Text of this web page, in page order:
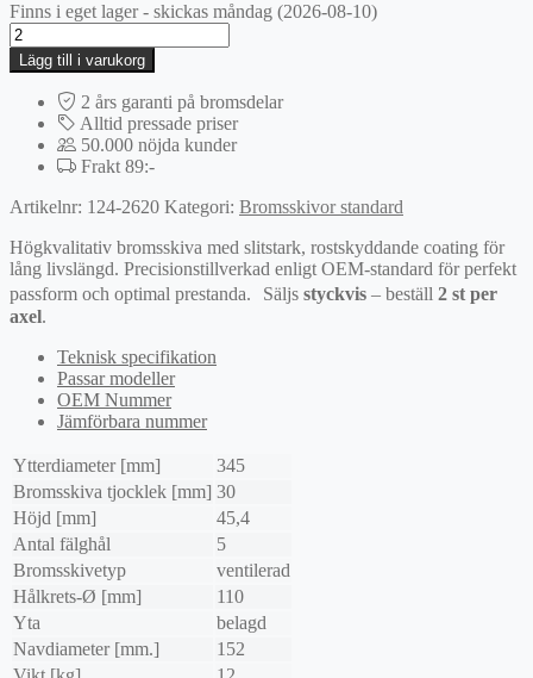
Finns i eget lager - skickas måndag (2026-08-10)
Bromsskiva
mängd
Lägg till i varukorg
2 års garanti på bromsdelar
Alltid pressade priser
50.000 nöjda kunder
Frakt 89:-
Artikelnr: 124-2620 Kategori: Bromsskivor standard
Högkvalitativ bromsskiva med slitstark, rostskyddande coating för
lång livslängd. Precisionstillverkad enligt OEM-standard för perfekt
passform och optimal prestanda. Säljs styckvis – beställ 2 st per
axel.
Teknisk specifikation
Passar modeller
OEM Nummer
Jämförbara nummer
Ytterdiameter [mm]
345
Bromsskiva tjocklek [mm] 30
Höjd [mm]
45,4
Antal fälghål
5
Bromsskivetyp
ventilerad
Hålkrets-Ø [mm]
110
Yta
belagd
Navdiameter [mm.]
152